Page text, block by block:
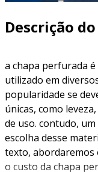
Descrição
a chapa perfurada
utilizado em
popularidade se
únicas, como
de uso. contudo,
escolha desse
texto, abordaremos
o custo da chapa